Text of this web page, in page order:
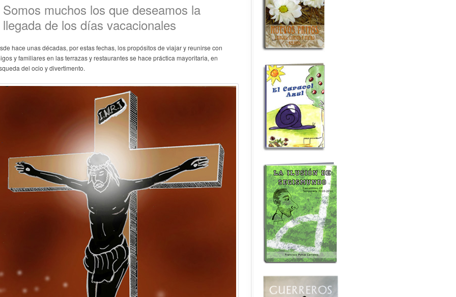
Somos muchos los que deseamos la
llegada de los días vacacionales
hace unas décadas, por estas fechas, los propósitos de viajar y reunirse con
y familiares en las terrazas y restaurantes se hace práctica mayoritaria, en
del ocio y divertimento.